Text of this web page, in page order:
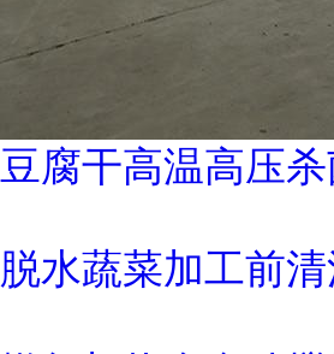
豆腐干高温高压
脱水蔬菜加工前